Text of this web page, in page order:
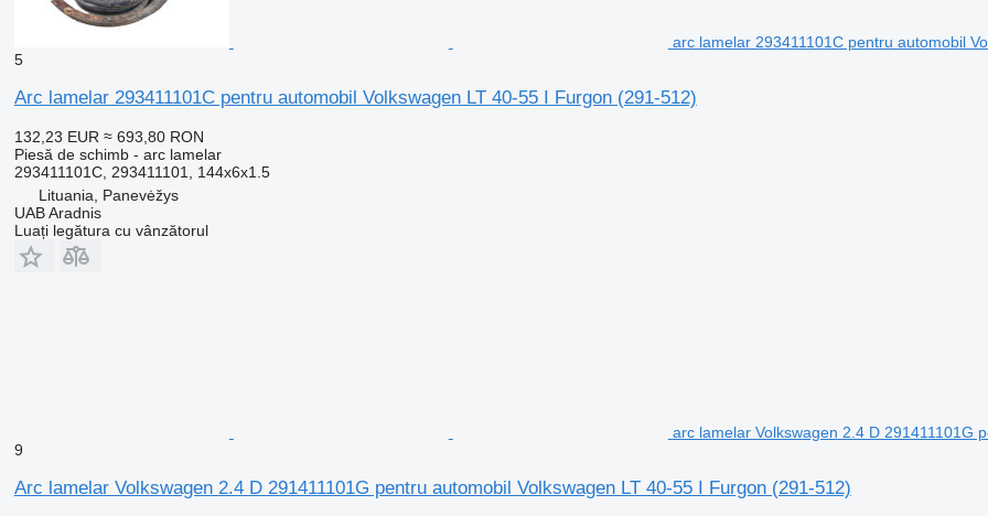
arc lamelar 293411101C pentru automobil
5
Arc lamelar 293411101C pentru automobil Volkswagen LT 40-55 I Furgon (291-512)
132,23 EUR ≈ 693,80 RON
Piesă de schimb - arc lamelar
293411101C, 293411101, 144x6x1.5
Lituania, Panevėžys
UAB Aradnis
Luați legătura cu vânzătorul
arc lamelar Volkswagen 2.4 D 291411101G
9
Arc lamelar Volkswagen 2.4 D 291411101G pentru automobil Volkswagen LT 40-55 I Furgon (291-512)